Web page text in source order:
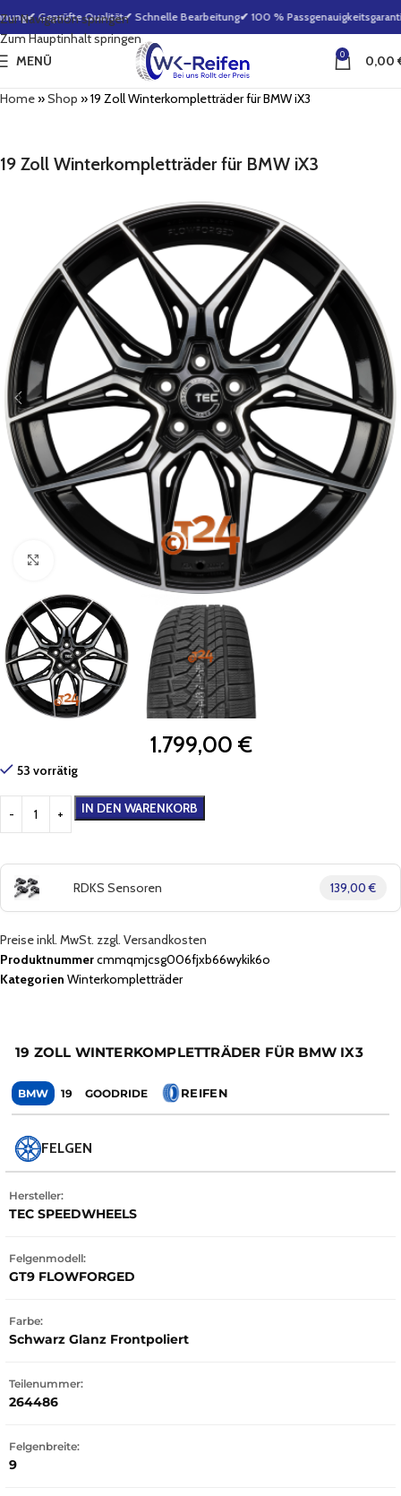
Zur Navigation springen
Zum Hauptinhalt springen
✔ Geprüfte Qualität✔ Schnelle Bearbeitung✔ 100 % Passgenauigkeitsgarantie
MENÜ 0 0,00
Home»Shop »19 Zoll Winterkompletträder für BMW iX3
19 Zoll Winterkompletträder für BMW iX3
Zum Vergrößern klicken
1.799,00 €
53 vorrätig
IN DEN WARENKORB
RDKS Sensoren 139,00 €
Preise inkl. MwSt. zzgl. Versandkosten
Produktnummercmmqmjcsg006fjxb66wykik6o
Kategorien Winterkompletträder
19 ZOLL WINTERKOMPLETTRÄDER FÜR BMW IX3
BMW 19 GOODRIDE REIFEN
FELGEN
Hersteller:
TEC SPEEDWHEELS
Felgenmodell:
GT9 FLOWFORGED
Farbe:
Schwarz Glanz Frontpoliert
Teilenummer:
264486
Felgenbreite:
9